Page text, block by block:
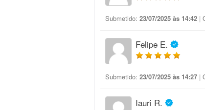
Submetido: 23/07/2025 às 14:42 |
Felipe E.
Submetido: 23/07/2025 às 14:27 |
Iauri R.